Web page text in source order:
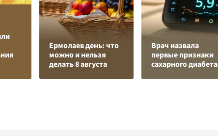
Ермолаев день: что
можно и нельзя
делать 8 августа
Врач назвала
первые признаки
сахарного диабета